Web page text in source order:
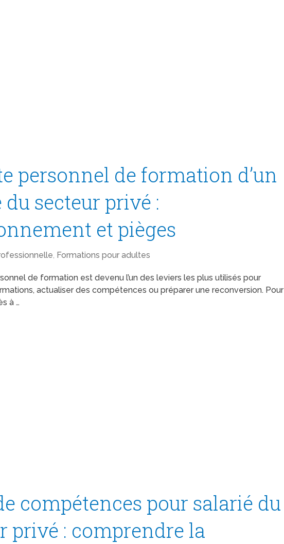
personnel de formation d’un
du secteur privé :
et pièges
, Formations pour adultes
de formation est devenu l’un des leviers les plus utilisés pour
actualiser des compétences ou préparer une reconversion. Pour
à …
compétences pour salarié du
privé : comprendre la